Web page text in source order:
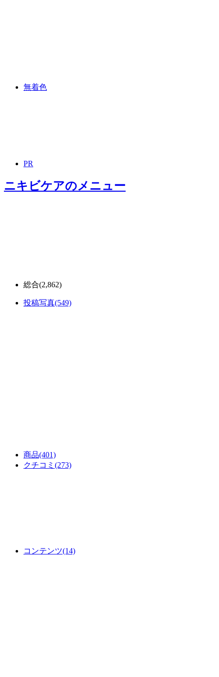
無着色
PR
ニキビケアのメニュー
総合(2,862)
投稿写真(549)
商品(401)
クチコミ (273)
コンテンツ(14)